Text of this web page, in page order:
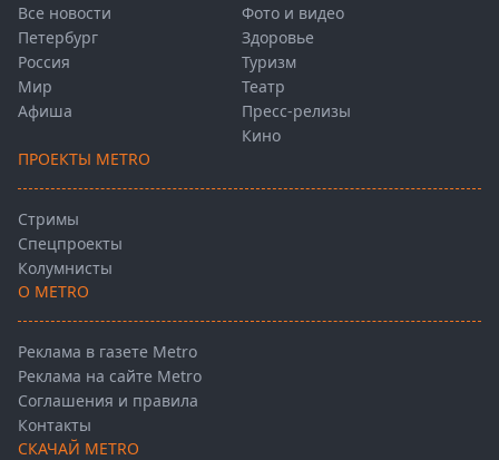
Все новости
Петербург
Россия
Мир
Афиша
Фото и видео
Здоровье
Туризм
Театр
Пресс-релизы
Кино
ПРОЕКТЫ METRO
Стримы
Спецпроекты
Колумнисты
О METRO
Реклама в газете Metro
Реклама на сайте Metro
Соглашения и правила
Контакты
СКАЧАЙ METRO